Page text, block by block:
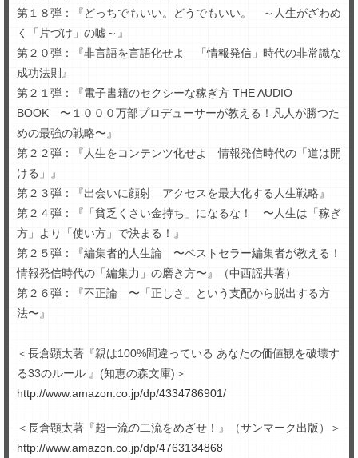
第１８弾：『どっちでもいい。どうでもいい。 ～人生がざわめ
く「片づけ」の嘘～』
第２０弾：『非言語を言語化せよ 「情報発信」時代の非常識な
成功法則』
第２１弾：『電子書籍のセクシーな稼ぎ方 THE AUDIO
BOOK 〜１０００万部プロデューサーが教える！凡人が勝つた
めの最強の戦略〜』
第２２弾：『人生をコンテンツ化せよ 情報発信時代の「道は開
ける」』
第２３弾：『出会いに顔射 アクセスを最大化する人生戦略』
第２４弾：『「貧乏くさい金持ち」になるな！ 〜人生は「稼ぎ
方」より「使い方」で決まる！』
第２５弾：『編集者的人生論 〜ベストセラー編集者が教える！
情報発信時代の「編集力」の磨き方〜』（中西謡共著）
第２６弾：『不正論 〜「正しさ」という支配から脱出する方
法〜』
＜長倉顕太著『親は100%間違っている あなたの価値観を破壊す
る33のルール 』(知恵の森文庫)＞
http://www.amazon.co.jp/dp/4334786901/
＜長倉顕太著『超一流の二流をめざせ！』（サンマーク出版）＞
http://www.amazon.co.jp/dp/4763134868